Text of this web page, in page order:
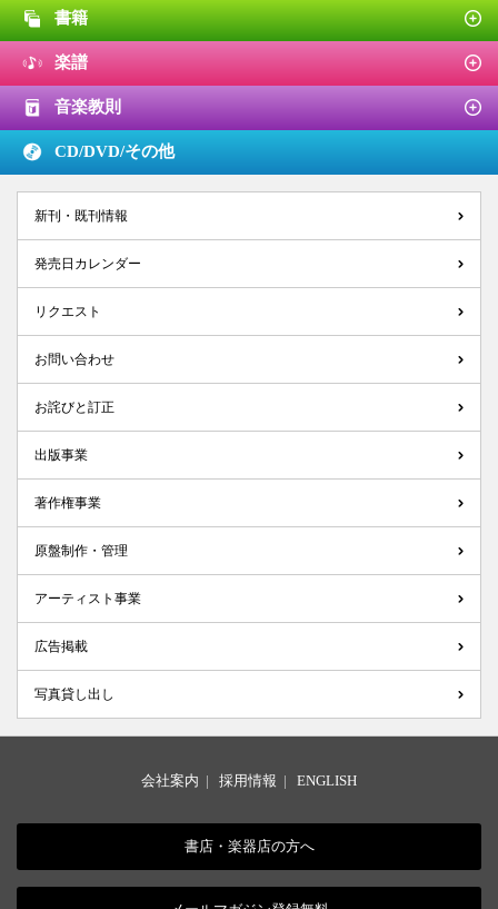
書籍
楽譜
音楽教則
CD/DVD/その他
新刊・既刊情報
発売日カレンダー
リクエスト
お問い合わせ
お詫びと訂正
出版事業
著作権事業
原盤制作・管理
アーティスト事業
広告掲載
写真貸し出し
会社案内 | 採用情報 | ENGLISH
書店・楽器店の方へ